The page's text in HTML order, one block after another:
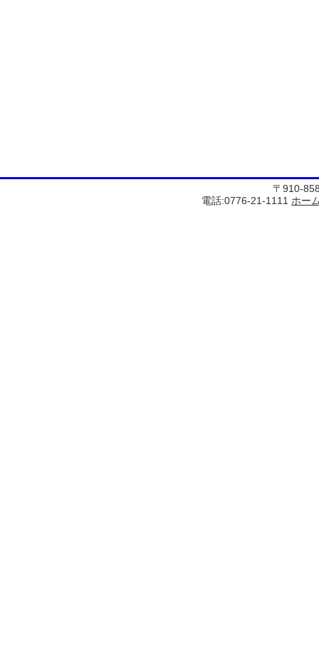
〒910-
電話:0776-21-1111 ホー